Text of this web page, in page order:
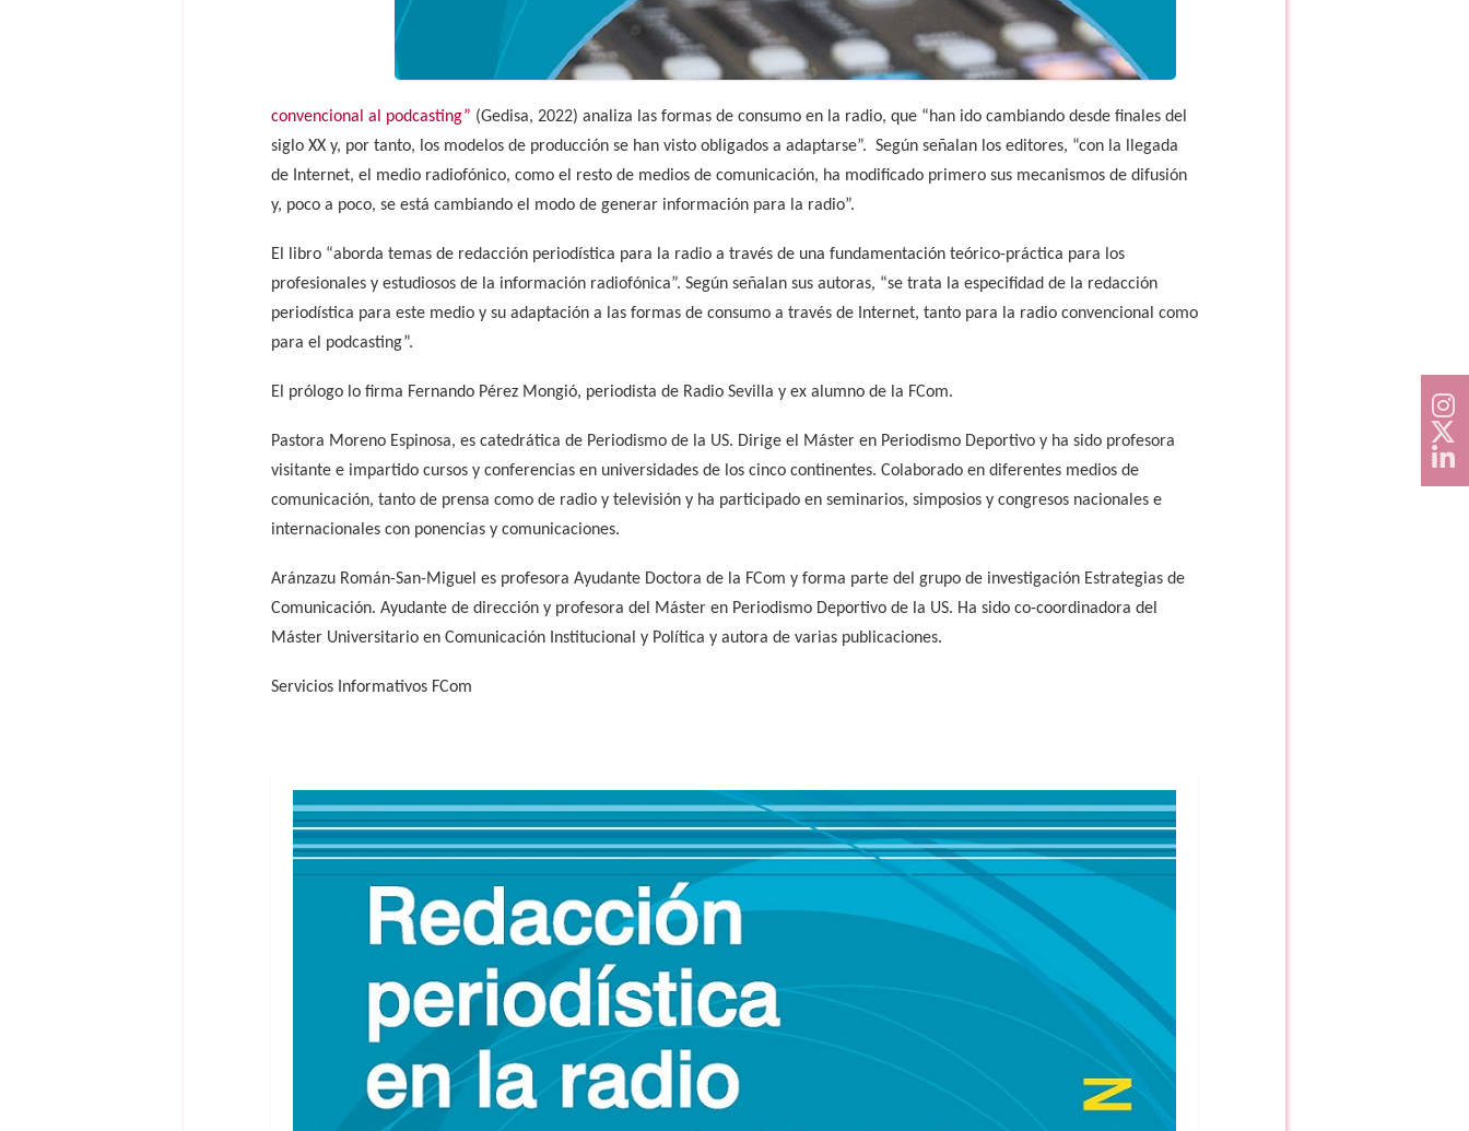
convencional al podcasting” (Gedisa, 2022) analiza las formas de consumo en la radio, que “han ido cambiando desde finales del
siglo XX y, por tanto, los modelos de producción se han visto obligados a adaptarse”. Según señalan los editores, “con la llegada
de Internet, el medio radiofónico, como el resto de medios de comunicación, ha modificado primero sus mecanismos de difusión
y, poco a poco, se está cambiando el modo de generar información para la radio”.
El libro “aborda temas de redacción periodística para la radio a través de una fundamentación teórico-práctica para los
profesionales y estudiosos de la información radiofónica”. Según señalan sus autoras, “se trata la especifidad de la redacción
periodística para este medio y su adaptación a las formas de consumo a través de Internet, tanto para la radio convencional como
para el podcasting”.
El prólogo lo firma Fernando Pérez Mongió, periodista de Radio Sevilla y ex alumno de la FCom.
Pastora Moreno Espinosa, es catedrática de Periodismo de la US. Dirige el Máster en Periodismo Deportivo y ha sido profesora
visitante e impartido cursos y conferencias en universidades de los cinco continentes. Colaborado en diferentes medios de
comunicación, tanto de prensa como de radio y televisión y ha participado en seminarios, simposios y congresos nacionales e
internacionales con ponencias y comunicaciones.
Aránzazu Román-San-Miguel es profesora Ayudante Doctora de la FCom y forma parte del grupo de investigación Estrategias de
Comunicación. Ayudante de dirección y profesora del Máster en Periodismo Deportivo de la US. Ha sido co-coordinadora del
Máster Universitario en Comunicación Institucional y Política y autora de varias publicaciones.
Servicios Informativos FCom